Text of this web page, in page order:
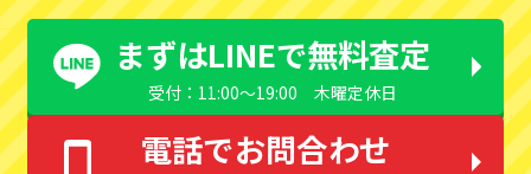
まずはLINEで無料査定
受付：11:00〜19:00 木曜定休日
電話でお問合わせ